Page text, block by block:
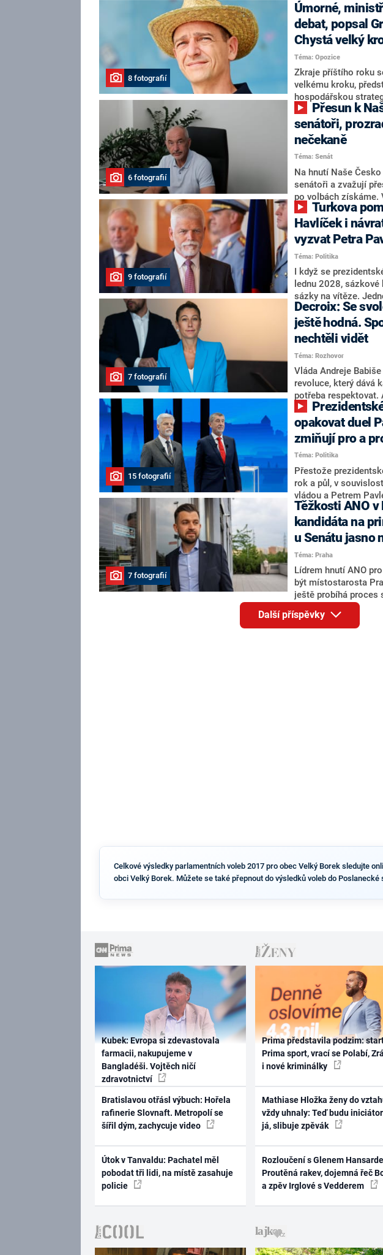
8 fotografií
Úmorné,
debat, popsal
Chystá velký
Téma: Opozice
Zkraje příštího roku
velkému kroku,
hospodářskou
stárnutí populace,
nový předseda
senátních volbách
aktivitu opozice, o
komentátoři mluví
úmorná práce
námi navíc nechodí
svoje témata,“
NEWS.
6 fotografií
senátoři,
nečekaně
Téma: Senát
Na hnutí Naše
senátoři a zvažují
po volbách získáme.
NEWS to řekl
Martin Kuba.
například senátora
součástí klubu ODS
redakce nevyloučil.
Zdeněk Nytra
některých senátorů
nepřítel, ale soupeř.
9 fotografií
Havlíček i
vyzvat Petra
Téma: Politika
I když se
lednu 2028,
sázky na vítěze.
hlava státu Petr
zmiňují dva výrazné
Andreje Babiše a
Oblíbeným tipem
Motoristy Filip Turek.
o případné
značně pochybuje.
nemá osobu, která
7 fotografií
Decroix: Se
ještě hodná.
nechtěli vidět
Téma: Rozhovor
Vláda Andreje
revoluce, který dává
potřeba
ministryně
rozhovoru pro CNN
ohledně politického
Tejce (za ANO) či
práva Taťány Malé
adresu vlády prý
vrátila k volební
hnutí Naše Česko
15 fotografií
opakovat duel
zmiňují pro a
Téma: Politika
Přestože
rok a půl, v
vládou a Petrem
tom, koho by do
koalice. Někteří
jméno premiéra
pravděpodobné, že
bude znovu
7 fotografií
Těžkosti ANO
kandidáta na
u Senátu jasno
Téma: Praha
Lídrem hnutí ANO
být místostarosta
ještě probíhá proces
Jana Hušbauera
redakci
Benkovič. O
Další příspěvky
Celkové výsledky parlamentních voleb 2017 pro obec Velký Borek sledujte
obci Velký Borek. Můžete se také přepnout do výsledků voleb do Poslanecké
Kubek: Evropa si zdevastovala
farmacii, nakupujeme v
Bangladéši. Vojtěch ničí
zdravotnictví
Bratislavou otřásl výbuch: Hořela
rafinerie Slovnaft. Metropolí se
šířil dým, zachycuje video
Útok v Tanvaldu: Pachatel měl
pobodat tři lidi, na místě zasahuje
policie
Prima představila podzim:
Prima sport, vrací se Polabí,
i nové kriminálky
Mathiase Hložka ženy do
vždy uhnaly: Teď budu
já, slibuje zpěvák
Rozloučení s Glenem
Proutěná rakev, dojemná řeč
a zpěv Irglové s Vedderem